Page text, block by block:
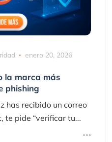
enero 20, 2026
la marca más
phishing
has recibido un correo
te pide “verificar tu...